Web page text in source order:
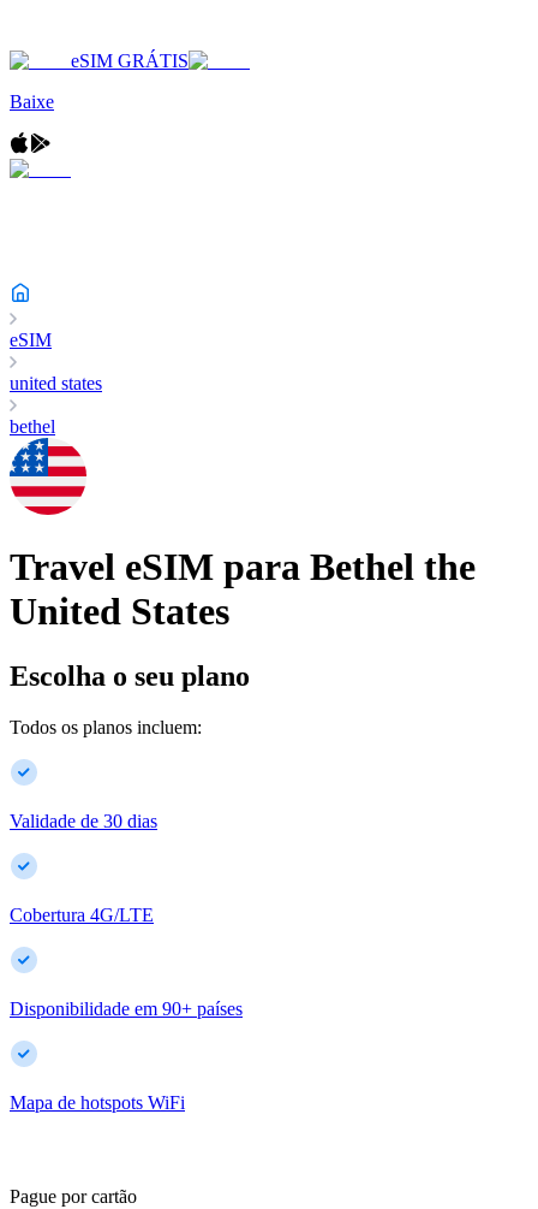
eSIM GRÁTIS
Baixe
eSIM
united states
bethel
Travel eSIM para Bethel the
United States
Escolha o seu plano
Todos os planos incluem:
Validade de 30 dias
Cobertura 4G/LTE
Disponibilidade em 90+ países
Mapa de hotspots WiFi
Pague por cartão